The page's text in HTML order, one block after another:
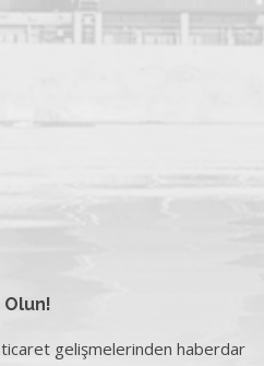
gelişmelerinden haberdar